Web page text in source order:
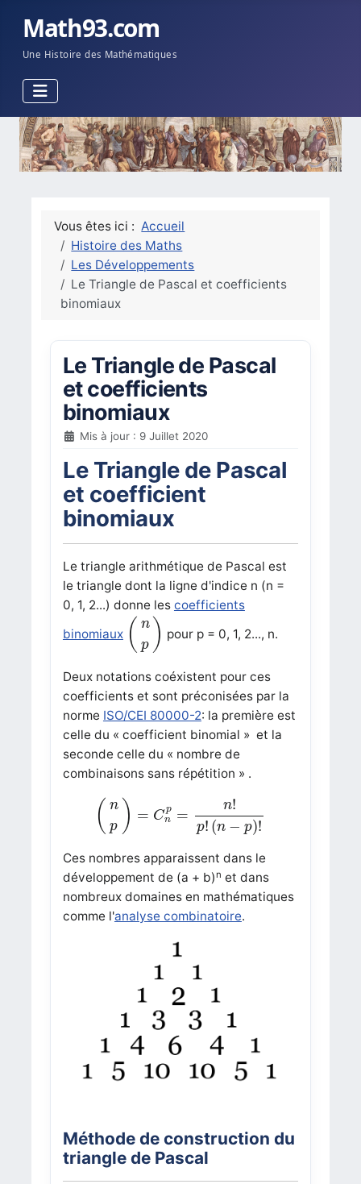
Math93.com
Une Histoire des Mathématiques
Vous êtes ici : Accueil
Histoire des Maths
Les Développements
Le Triangle de Pascal et coefficients
binomiaux
Le Triangle de Pascal
et coefficients
binomiaux
Mis à jour : 9 Juillet 2020
Le Triangle de Pascal
et coefficient
binomiaux
Le triangle arithmétique de Pascal est
le triangle dont la ligne d'indice n (n =
0, 1, 2...) donne les coefficients
binomiaux ( n
p )
(np)
pour p = 0, 1, 2..., n.
Deux notations coéxistent pour ces
coefficients et sont préconisées par la
norme ISO/CEI 80000-2: la première est
celle du « coefficient binomial » et la
seconde celle du « nombre de
combinaisons sans répétition » .
( n
p ) = Cp
n
=
n!
p! (n − p)!
p −
Ces nombres apparaissent dans le
développement de (a + b)n et dans
nombreux domaines en mathématiques
comme l'analyse combinatoire.
Méthode de construction du
triangle de Pascal